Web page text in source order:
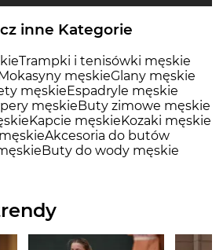
inne Kategorie
Trampki i tenisówki męskie
Mokasyny męskieGlany męskie
męskie Espadryle męskie
męskie Buty zimowe męskie
Kapcie męskie Kozaki męskie
Akcesoria do butów
Buty do wody męskie